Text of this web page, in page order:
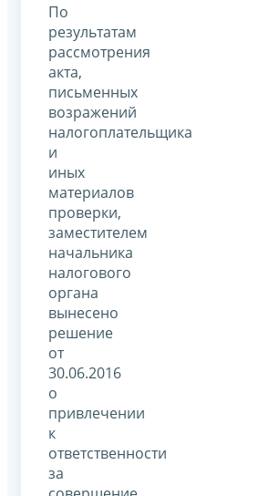
По
результатам
рассмотрения
акта,
письменных
возражений
налогоплательщика
и
иных
материалов
проверки,
заместителем
начальника
налогового
органа
вынесено
решение
от
30.06.2016
о
привлечении
к
ответственности
за